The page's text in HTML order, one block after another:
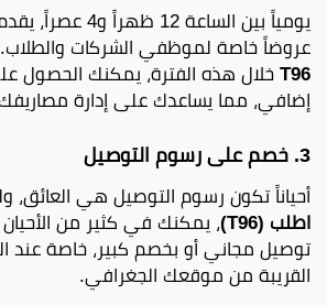
يومياً بين الساعة 12
عروضاً خاصة لموظفي الشركات والطلاب.
T96خلال هذه الفترة، يمكنك الحصول
إضافي، مما يساعدك على إدارة مصاريفك
3. خصم على رسوم التوصيل
أحياناً تكون رسوم التوصيل هي العائق،
اطلب (T96) ، يمكنك في كثير من
توصيل مجاني أو بخصم كبير، خاصة عند
القريبة من موقعك الجغرافي.